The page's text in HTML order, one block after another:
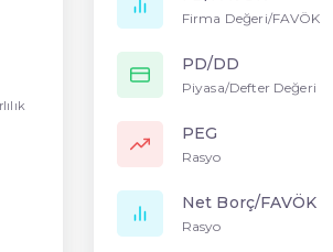
Firma Değeri/FAVÖK
PD/DD
Piyasa/Defter Değeri
PEG
Rasyo
Net Borç/FAVÖK
Rasyo